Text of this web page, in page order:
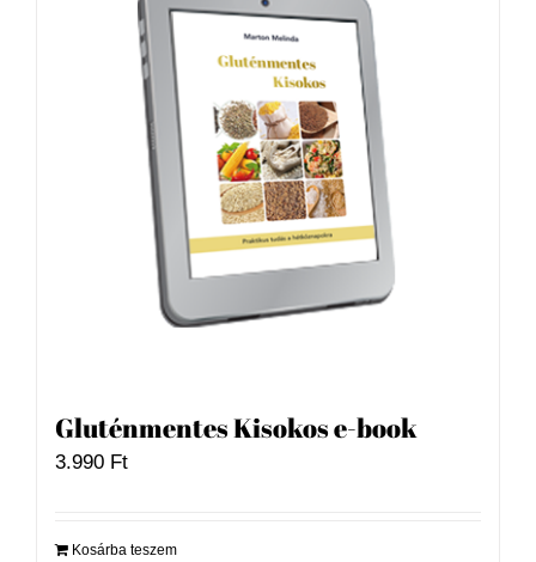
Gluténmentes Kisokos e-book
3.990 Ft
Kosárba teszem